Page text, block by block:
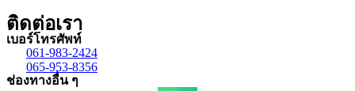
ติดต่อเรา
เบอร์โทรศัพท์
061-983-2424
065-953-8356
ช่องทางอื่น ๆ